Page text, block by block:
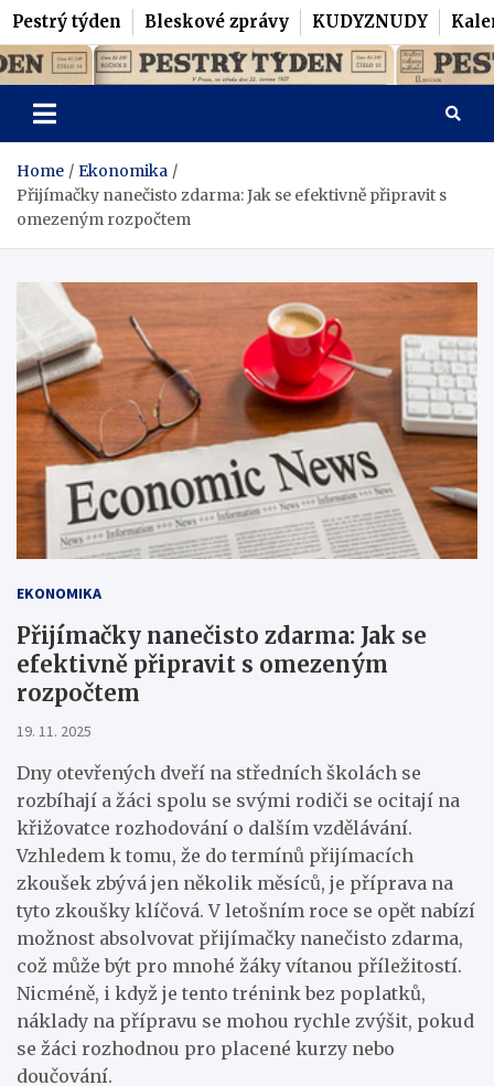
Pestrý týden Bleskové zprávy KUDYZNUDY
Skip
to
content
Pestrý Týden
Home
Ekonomika
Přijímačky nanečisto zdarma: Jak se efektivně připravit s
omezeným rozpočtem
EKONOMIKA
Přijímačky nanečisto zdarma: Jak se
efektivně připravit s omezeným
rozpočtem
19. 11. 2025
Dny otevřených dveří na středních školách se
rozbíhají a žáci spolu se svými rodiči se ocitají na
křižovatce rozhodování o dalším vzdělávání.
Vzhledem k tomu, že do termínů přijímacích
zkoušek zbývá jen několik měsíců, je příprava na
tyto zkoušky klíčová. V letošním roce se opět nabízí
možnost absolvovat přijímačky nanečisto zdarma,
což může být pro mnohé žáky vítanou příležitostí.
Nicméně, i když je tento trénink bez poplatků,
náklady na přípravu se mohou rychle zvýšit, pokud
se žáci rozhodnou pro placené kurzy nebo
doučování.